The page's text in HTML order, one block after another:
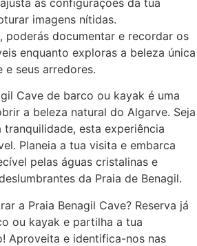
imagens nítidas.
poderás documentar e recordar os
enquanto exploras a beleza única
e seus arredores.
Cave de barco ou kayak é uma
a beleza natural do Algarve. Seja
tranquilidade, esta experiência
Planeia a tua visita e embarca
pelas águas cristalinas e
da Praia de Benagil.
a Praia Benagil Cave? Reserva já
ou kayak e partilha a tua
Aproveita e identifica-nos nas